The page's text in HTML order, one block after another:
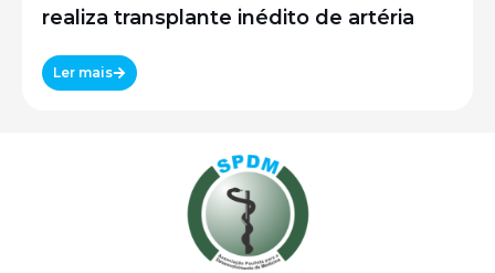
realiza transplante inédito de artéria
Ler mais